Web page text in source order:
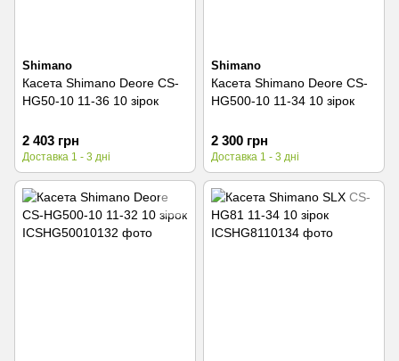
Shimano
Касета Shimano Deore CS-
HG50-10 11-36 10 зірок
2 403 грн
Доставка 1 - 3 дні
Shimano
Касета Shimano Deore CS-
HG500-10 11-34 10 зірок
2 300 грн
Доставка 1 - 3 дні